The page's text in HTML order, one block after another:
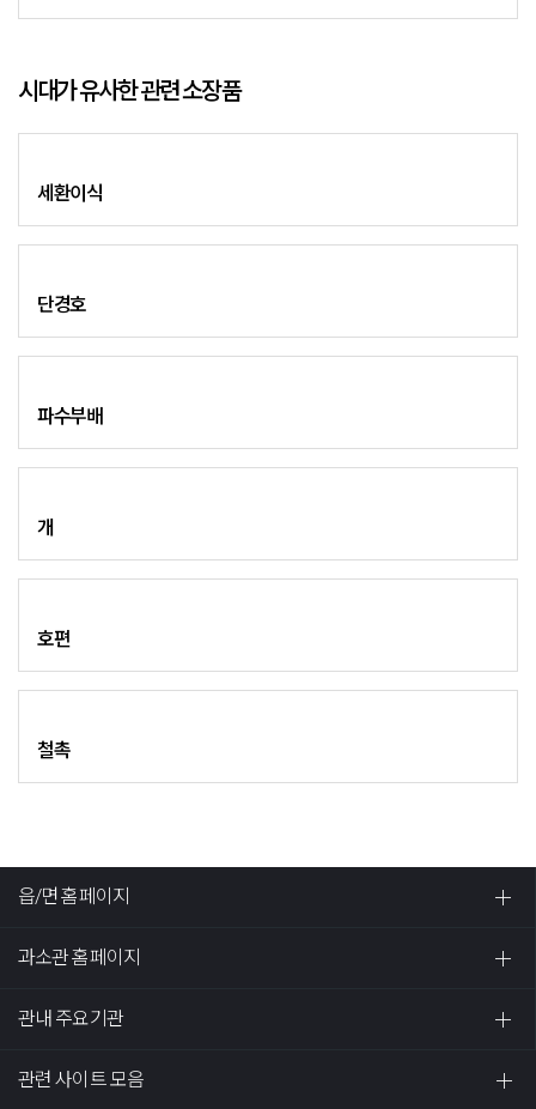
시대가 유사한 관련 소장품
세환이식
단경호
파수부배
개
호편
철촉
읍/면 홈페이지
과소관 홈페이지
관내 주요기관
관련 사이트 모음